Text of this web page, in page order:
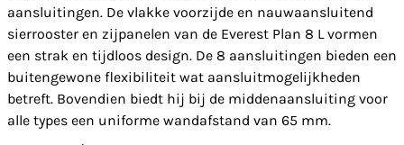
aansluitingen. De vlakke voorzijde en nauwaansluitend
sierrooster en zijpanelen van de Everest Plan 8 L vormen
een strak en tijdloos design. De 8 aansluitingen bieden een
buitengewone flexibiliteit wat aansluitmogelijkheden
betreft. Bovendien biedt hij bij de middenaansluiting voor
alle types een uniforme wandafstand van 65 mm.